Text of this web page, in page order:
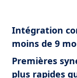
Intégration
moins de 9
Premières
plus rapides